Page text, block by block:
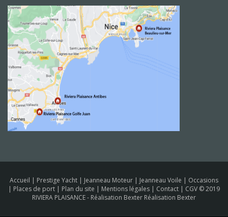
Accueil | Prestige Yacht | Jeanneau Moteur | Jeanneau Voile | Occasions
| Places de port | Plan du site | Mentions légales | Contact | CGV © 2019
RIVIERA PLAISANCE - Réalisation Bexter Réalisation Bexter